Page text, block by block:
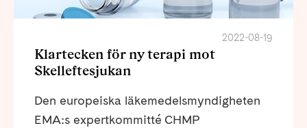
2022-08-19
Klartecken för ny terapi mot
Skelleftesjukan
Den europeiska läkemedelsmyndigheten
EMA:s expertkommitté CHMP